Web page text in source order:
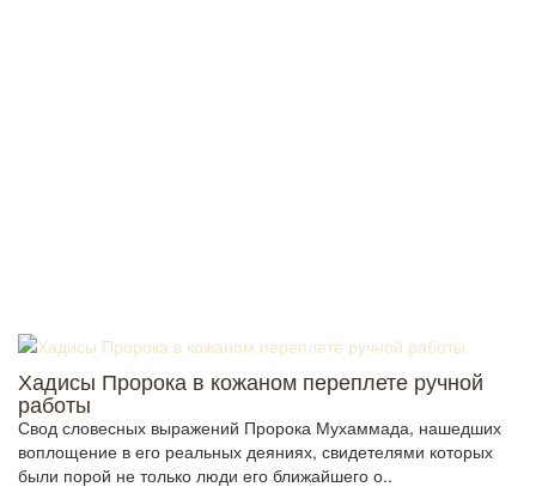
Хадисы Пророка в кожаном переплете ручной
работы
Свод словесных выражений Пророка Мухаммада, нашедших
воплощение в его реальных деяниях, свидетелями которых
были порой не только люди его ближайшего о..